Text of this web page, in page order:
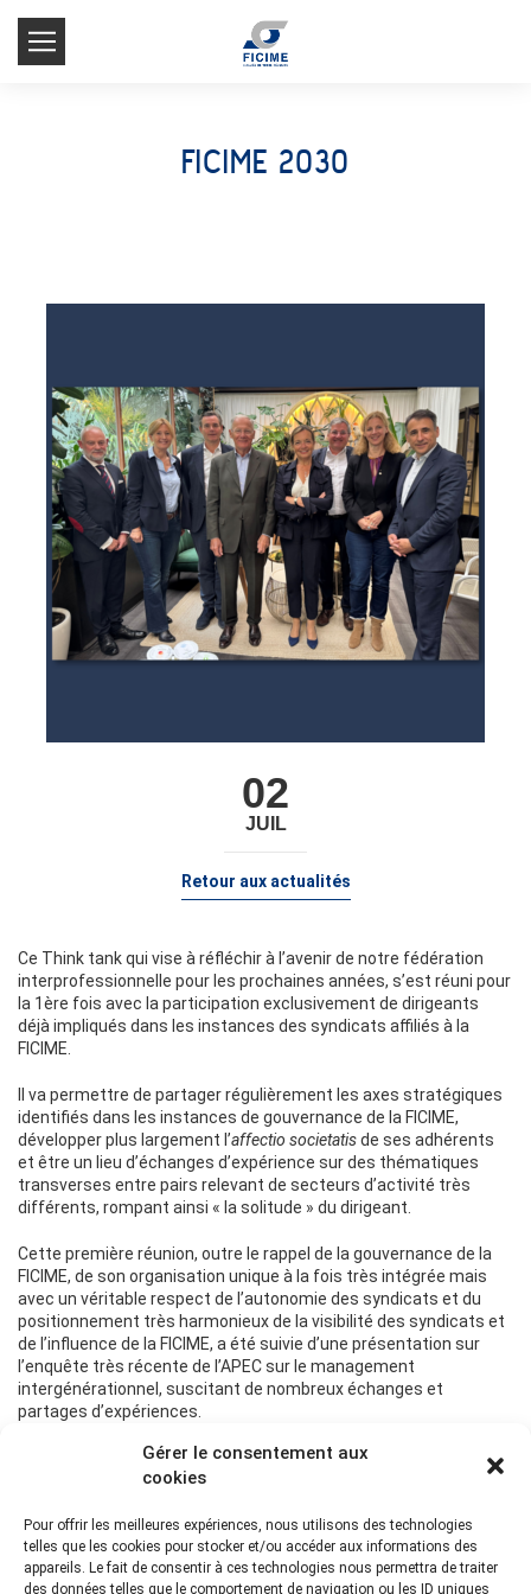
Gérer le consentement aux
cookies
Pour offrir les meilleures expériences, nous utilisons des technologies
telles que les cookies pour stocker et/ou accéder aux informations des
appareils. Le fait de consentir à ces technologies nous permettra de traiter
des données telles que le comportement de navigation ou les ID uniques
FICIME 2030
02
JUIL
Retour aux actualités
Ce Think tank qui vise à réfléchir à l’avenir de notre fédération
interprofessionnelle pour les prochaines années, s’est réuni pour
la 1ère fois avec la participation exclusivement de dirigeants
déjà impliqués dans les instances des syndicats affiliés à la
FICIME.
Il va permettre de partager régulièrement les axes stratégiques
identifiés dans les instances de gouvernance de la FICIME,
développer plus largement l’affectio societatisde ses adhérents
et être un lieu d’échanges d’expérience sur des thématiques
transverses entre pairs relevant de secteurs d’activité très
différents, rompant ainsi « la solitude » du dirigeant.
Cette première réunion, outre le rappel de la gouvernance de la
FICIME, de son organisation unique à la fois très intégrée mais
avec un véritable respect de l’autonomie des syndicats et du
positionnement très harmonieux de la visibilité des syndicats et
de l’influence de la FICIME, a été suivie d’une présentation sur
l’enquête très récente de l’APEC sur le management
intergénérationnel, suscitant de nombreux échanges et
partages d’expériences.
Une réussite plébiscitée par les participants !
Actualité précédente